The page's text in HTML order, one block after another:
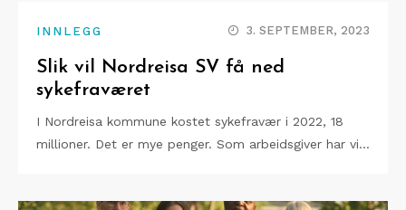
INNLEGG 3. SEPTEMBER, 2023
Slik vil Nordreisa SV få ned
sykefraværet
I Nordreisa kommune kostet sykefravær i 2022, 18
millioner. Det er mye penger. Som arbeidsgiver har vi…